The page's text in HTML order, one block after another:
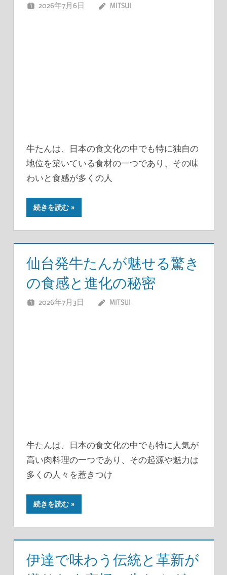
2026年7月6日 MITSUI
牛たんは、日本の食文化の中でも特に独自の
地位を築いている食材の一つであり、その味
わいと食感が多くの人
続きを読む
仙台発牛たんが魅せる驚き
の食感と進化の秘密
2026年7月3日 MITSUI
牛たんは、日本の食文化の中でも特に人気が
高い肉料理の一つであり、その起源や魅力は
多くの人々を惹きつけ
続きを読む
伊達で味わう伝統と革新が